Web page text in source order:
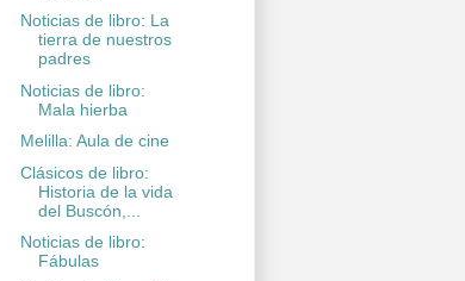
Noticias de libro: La
tierra de nuestros
padres
Noticias de libro:
Mala hierba
Melilla: Aula de cine
Clásicos de libro:
Historia de la vida
del Buscón,...
Noticias de libro:
Fábulas